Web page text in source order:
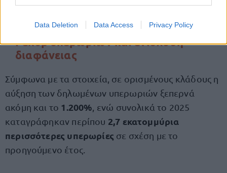
Data Deletion Data Access Privacy Policy
Τυχερά παιχνίδια
Ρεκόρ υπερωριών και ενίσχυση
διαφάνειας
Σύμφωνα με τα στοιχεία, σε ορισμένους κλάδους η
αύξηση των δηλωμένων υπερωριών ξεπερνά
ακόμη και το 1.200% , ενώ συνολικά το 2025
καταγράφηκαν περίπου 2,7 εκατομμύρια
περισσότερες υπερωρίες σε σχέση με το
προηγούμενο έτος.